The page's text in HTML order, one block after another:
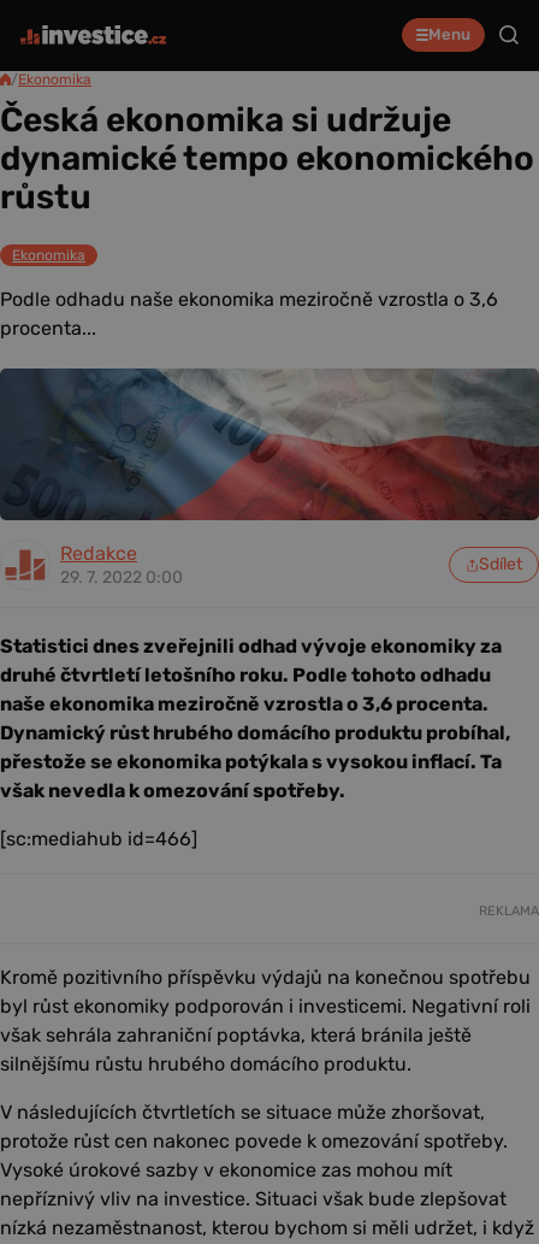
Menu
/Ekonomika
Česká ekonomika si udržuje
dynamické tempo ekonomického
růstu
Ekonomika
Podle odhadu naše ekonomika meziročně vzrostla o 3,6
procenta...
Redakce
29. 7. 2022 0:00
Sdílet
Statistici dnes zveřejnili odhad vývoje ekonomiky za
druhé čtvrtletí letošního roku. Podle tohoto odhadu
naše ekonomika meziročně vzrostla o 3,6 procenta.
Dynamický růst hrubého domácího produktu probíhal,
přestože se ekonomika potýkala s vysokou inflací. Ta
však nevedla k omezování spotřeby.
[sc:mediahub id=466]
REKLAMA
Kromě pozitivního příspěvku výdajů na konečnou spotřebu
byl růst ekonomiky podporován i investicemi. Negativní roli
však sehrála zahraniční poptávka, která bránila ještě
silnějšímu růstu hrubého domácího produktu.
V následujících čtvrtletích se situace může zhoršovat,
protože růst cen nakonec povede k omezování spotřeby.
Vysoké úrokové sazby v ekonomice zas mohou mít
nepříznivý vliv na investice. Situaci však bude zlepšovat
nízká nezaměstnanost, kterou bychom si měli udržet, i když